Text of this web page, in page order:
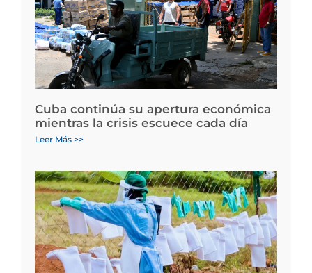
Cuba continúa su apertura económica
mientras la crisis escuece cada día
Leer Más >>